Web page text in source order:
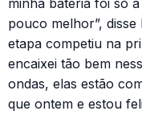
minha bateria foi só
pouco melhor”,
etapa competiu na
encaixei tão bem
ondas, elas estão
que ontem e estou